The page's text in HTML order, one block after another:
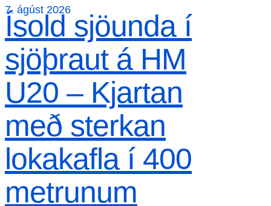
7. ágúst 2026
Ísold sjöunda í
sjöþraut á HM
U20 – Kjartan
með sterkan
lokakafla í 400
metrunum